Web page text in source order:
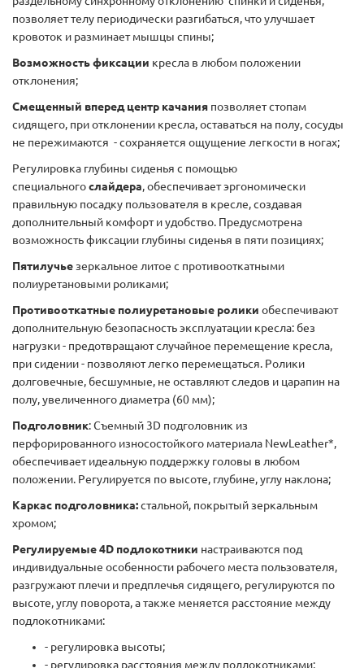
позволяет телу периодически разгибаться, что улучшает
кровоток и разминает мышцы спины;
Возможность фиксации кресла в любом положении
отклонения;
Смещенный вперед центр качания позволяет стопам
сидящего, при отклонении кресла, оставаться на полу, сосуды
не пережимаются - сохраняется ощущение легкости в ногах;
Регулировка глубины сиденья с помощью
специальногослайдера, обеспечивает эргономически
правильную посадку пользователя в кресле, создавая
дополнительный комфорт и удобство. Предусмотрена
возможность фиксации глубины сиденья в пяти позициях;
Пятилучье зеркальное литое с противооткатными
полиуретановыми роликами;
Противооткатные полиуретановые ролики обеспечивают
дополнительную безопасность эксплуатации кресла: без
нагрузки - предотвращают случайное перемещение кресла,
при сидении - позволяют легко перемещаться. Ролики
долговечные, бесшумные, не оставляют следов и царапин на
полу, увеличенного диаметра (60 мм);
Подголовник: Съемный 3D подголовник из
перфорированного износостойкого материала NewLeather*,
обеспечивает идеальную поддержку головы в любом
положении. Регулируется по высоте, глубине, углу наклона;
Каркас подголовника:стальной, покрытый зеркальным
хромом;
Регулируемые 4D подлокотники настраиваются под
индивидуальные особенности рабочего места пользователя,
разгружают плечи и предплечья сидящего, регулируются по
высоте, углу поворота, а также меняется расстояние между
подлокотниками:
- регулировка высоты;
- регулировка расстояния между подлокотниками;